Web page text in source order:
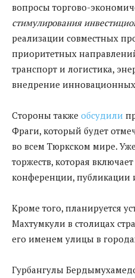
вопросы торгово-
стимулирования
реализации совместных
приоритетных
транспорт и логистика,
внедрение
Стороны также обсудили
Фраги, который будет
во всем Тюркском мире.
торжеств, которая
конференции, публикации
Кроме того, планируется
Махтумкули в столицах
его именем улицы в
Гурбангулы